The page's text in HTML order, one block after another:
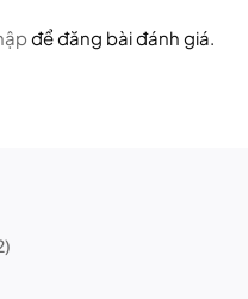
để đăng bài đánh giá.